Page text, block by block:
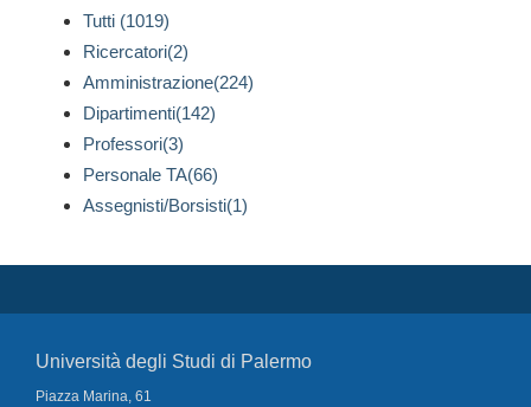
Tutti (1019)
Ricercatori(2)
Amministrazione(224)
Dipartimenti(142)
Professori(3)
Personale TA(66)
Assegnisti/Borsisti(1)
Università degli Studi di Palermo
Piazza Marina, 61